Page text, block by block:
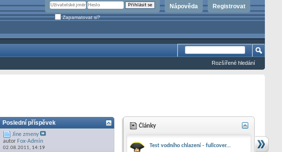
Registrovat
Nápověda
Zapamatovat si?
Rozšířené hledání
Poslední příspěvek
Jine zmeny
autor Fox-Admin
02.08.2011, 14:19
Články
Test vodního chlazení - fullcover...